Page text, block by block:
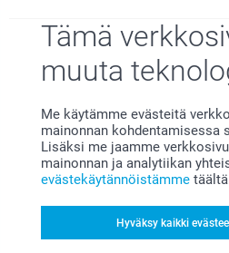
Tämä
muuta
Me käytämme evästeitä
mainonnan
Lisäksi me jaamme
mainonnan ja analytiikan
evästekäytännöistämme
Hyväksy kaikki
smartphoto?